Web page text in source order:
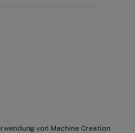
von Machine Creation